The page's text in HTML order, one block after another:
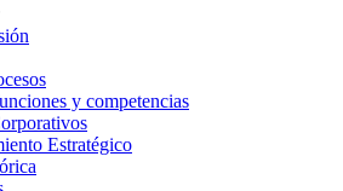
y competencias
Estratégico